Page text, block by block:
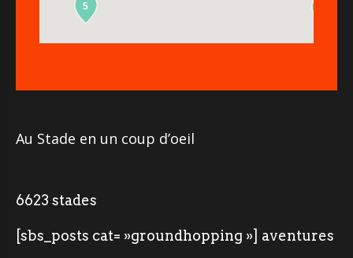
5
Au Stade en un coup d’oeil
6623 stades
[sbs_posts cat= »groundhopping »] aventures